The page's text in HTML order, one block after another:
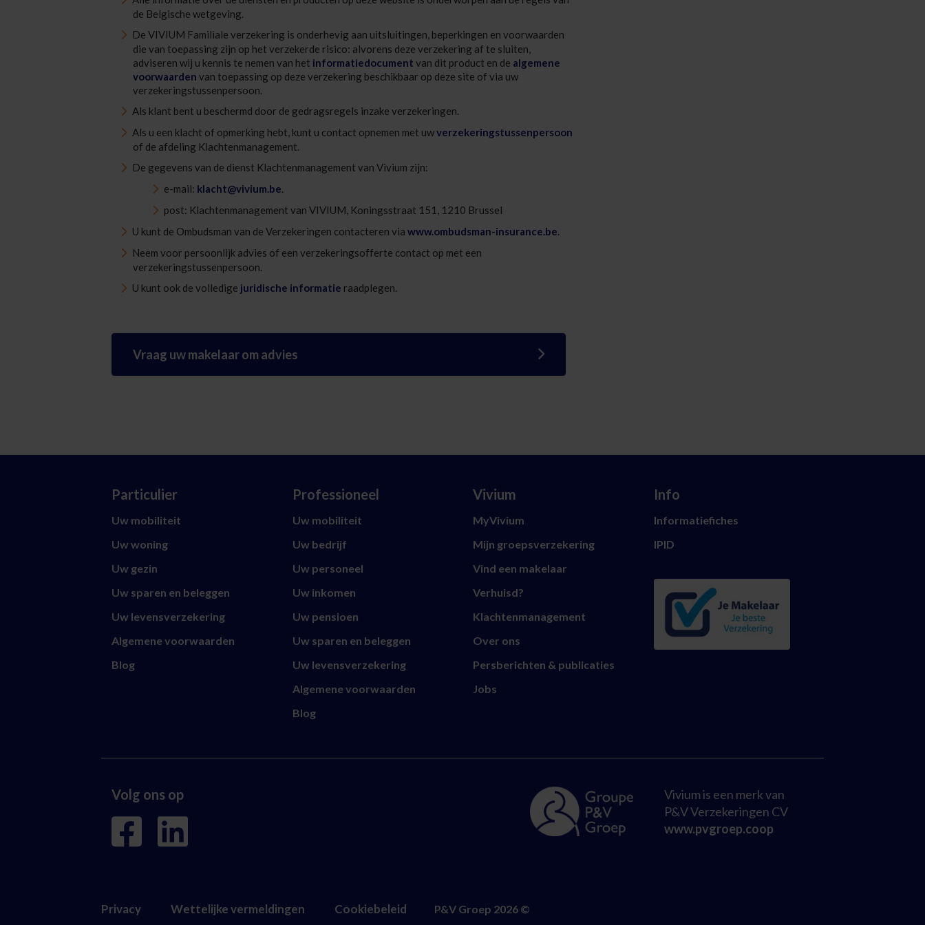
de Belgische wetgeving.
De VIVIUM Familiale verzekering is onderhevig aan uitsluitingen, beperkingen en voorwaarden
die van toepassing zijn op het verzekerde risico: alvorens deze verzekering af te sluiten,
adviseren wij u kennis te nemen van het informatiedocument van dit product en de algemene
voorwaarden van toepassing op deze verzekering beschikbaar op deze site of via uw
verzekeringstussenpersoon.
Als klant bent u beschermd door de gedragsregels inzake verzekeringen.
Als u een klacht of opmerking hebt, kunt u contact opnemen met uwverzekeringstussenpersoon
of de afdeling Klachtenmanagement.
De gegevens van de dienst Klachtenmanagement van Vivium zijn:
e-mail: klacht@vivium.be
post: Klachtenmanagement van VIVIUM, Koningsstraat 151, 1210 Brussel
U kunt de Ombudsman van de Verzekeringen contacteren via www.ombudsman-insurance.be
Neem voor persoonlijk advies of een verzekeringsofferte contact op met een
verzekeringstussenpersoon.
U kunt ook de volledige juridische informatie raadplegen.
Vraag uw makelaar om advies
Particulier
Uw mobiliteit
Uw woning
Uw gezin
Uw sparen en beleggen
Uw levensverzekering
Algemene voorwaarden
Blog
Professioneel
Uw mobiliteit
Uw bedrijf
Uw personeel
Uw inkomen
Uw pensioen
Uw sparen en beleggen
Uw levensverzekering
Algemene voorwaarden
Blog
Vivium
MyVivium
Mijn groepsverzekering
Vind een makelaar
Verhuisd?
Klachtenmanagement
Over ons
Persberichten & publicaties
Jobs
Info
Informatiefiches
IPID
Volg ons op
Vivium is een merk van
P&V Verzekeringen CV
www.pvgroep.coop
Privacy Wettelijke vermeldingen Cookiebeleid P&V Groep 2026 ©